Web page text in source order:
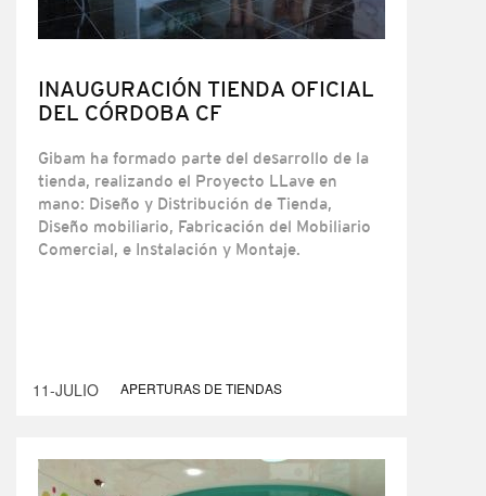
INAUGURACIÓN TIENDA OFICIAL
DEL CÓRDOBA CF
Gibam ha formado parte del desarrollo de la
tienda, realizando el Proyecto LLave en
mano: Diseño y Distribución de Tienda,
Diseño mobiliario, Fabricación del Mobiliario
Comercial, e Instalación y Montaje.
11-JULIO APERTURAS DE TIENDAS